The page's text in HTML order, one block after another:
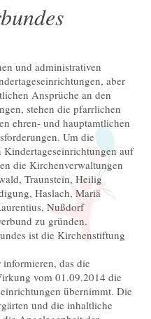
und administrativen
aber
Ansprüche an den
stehen die pfarrlichen
ehren- und hauptamtlichen
Um die
auf
die Kirchenverwaltungen
Traunstein, Heilig
Haslach, Mariä
Nußdorf
zu gründen.
ist die Kirchenstiftung
das die
vom 01.09.2014 die
übernimmt. Die
und die inhaltliche